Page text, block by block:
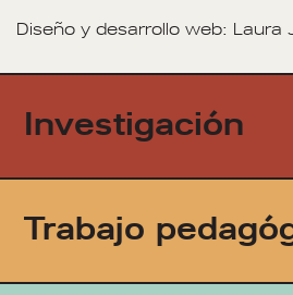
Investigación
Trabajo
Diseño y desarrollo web: Laura